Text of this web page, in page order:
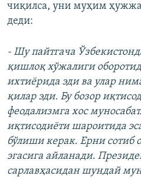
чиқилса, уни муҳим
деди:
- Шу пайтгача
қишлоқ хўжалиги
ихтиёрида эди ва улар
қилар эди. Бу бозор
феодализмга хос
иқтисодиёти шароитида
бўлиши керак. Ерни сотиб
эгасига айланади.
сарлавҳасидан шундай